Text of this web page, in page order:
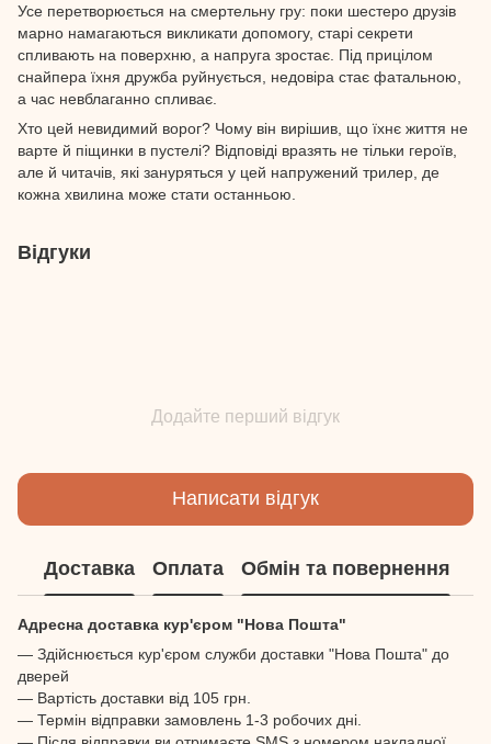
Усе перетворюється на смертельну гру: поки шестеро друзів
марно намагаються викликати допомогу, старі секрети
спливають на поверхню, а напруга зростає. Під прицілом
снайпера їхня дружба руйнується, недовіра стає фатальною,
а час невблаганно спливає.
Хто цей невидимий ворог? Чому він вирішив, що їхнє життя не
варте й піщинки в пустелі? Відповіді вразять не тільки героїв,
але й читачів, які зануряться у цей напружений трилер, де
кожна хвилина може стати останньою.
Відгуки
Додайте перший відгук
Написати відгук
Доставка Оплата Обмін та повернення
Адресна доставка кур'єром "Нова Пошта"
— Здійснюється кур'єром служби доставки "Нова Пошта" до
дверей
— Вартість доставки від 105 грн.
— Термін відправки замовлень 1-3 робочих дні.